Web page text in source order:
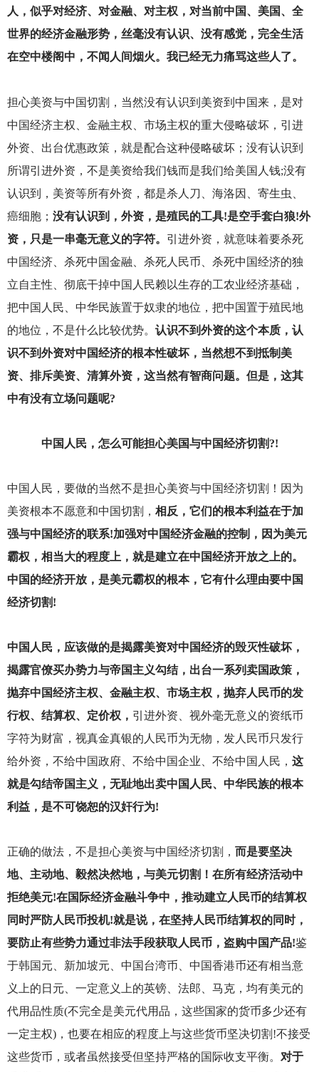
人，似乎对经济、对金融、对主权，对当前中国、美国、全
世界的经济金融形势，丝毫没有认识、没有感觉，完全生活
在空中楼阁中，不闻人间烟火。我已经无力痛骂这些人了。
担心美资与中国切割，当然没有认识到美资到中国来，是对
中国经济主权、金融主权、市场主权的重大侵略破坏，引进
外资、出台优惠政策，就是配合这种侵略破坏；没有认识到
所谓引进外资，不是美资给我们钱而是我们给美国人钱;没有
认识到，美资等所有外资，都是杀人刀、海洛因、寄生虫、
癌细胞； 没有认识到，外资，是殖民的工具!是空手套白狼!外
资，只是一串毫无意义的字符。 引进外资，就意味着要杀死
中国经济、杀死中国金融、杀死人民币、杀死中国经济的独
立自主性、彻底干掉中国人民赖以生存的工农业经济基础，
把中国人民、中华民族置于奴隶的地位，把中国置于殖民地
的地位，不是什么比较优势。 认识不到外资的这个本质，认
识不到外资对中国经济的根本性破坏，当然想不到抵制美
资、排斥美资、清算外资，这当然有智商问题。但是，这其
中有没有立场问题呢?
中国人民，怎么可能担心美国与中国经济切割?!
中国人民，要做的当然不是担心美资与中国经济切割！因为
美资根本不愿意和中国切割， 相反，它们的根本利益在于加
强与中国经济的联系!加强对中国经济金融的控制，因为美元
霸权，相当大的程度上，就是建立在中国经济开放之上的。
中国的经济开放，是美元霸权的根本，它有什么理由要中国
经济切割!
中国人民，应该做的是揭露美资对中国经济的毁灭性破坏，
揭露官僚买办势力与帝国主义勾结，出台一系列卖国政策，
抛弃中国经济主权、金融主权、市场主权，抛弃人民币的发
行权、结算权、定价权， 引进外资、视外毫无意义的资纸币
字符为财富，视真金真银的人民币为无物，发人民币只发行
给外资，不给中国政府、不给中国企业、不给中国人民， 这
就是勾结帝国主义，无耻地出卖中国人民、中华民族的根本
利益，是不可饶恕的汉奸行为!
正确的做法，不是担心美资与中国经济切割， 而是要坚决
地、主动地、毅然决然地，与美元切割！在所有经济活动中
拒绝美元!在国际经济金融斗争中，推动建立人民币的结算权
同时严防人民币投机!就是说，在坚持人民币结算权的同时，
要防止有些势力通过非法手段获取人民币，盗购中国产品!鉴
于韩国元、新加坡元、中国台湾币、中国香港币还有相当意
义上的日元、一定意义上的英镑、法郎、马克，均有美元的
代用品性质(不完全是美元代用品，这些国家的货币多少还有
一定主权)，也要在相应的程度上与这些货币坚决切割!不接受
这些货币，或者虽然接受但坚持严格的国际收支平衡。 对于